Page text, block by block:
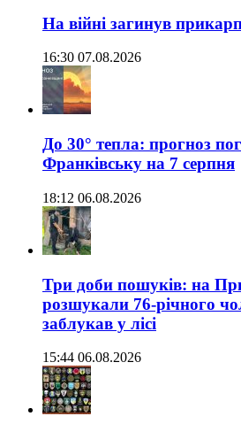
На війні загинув
16:30 07.08.2026
До 30° тепла: прогноз
Франківську на 7 серпня
18:12 06.08.2026
Три доби пошуків: на
розшукали 76-річного
заблукав у лісі
15:44 06.08.2026